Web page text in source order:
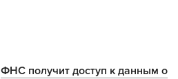
ФНС получит доступ к данным о